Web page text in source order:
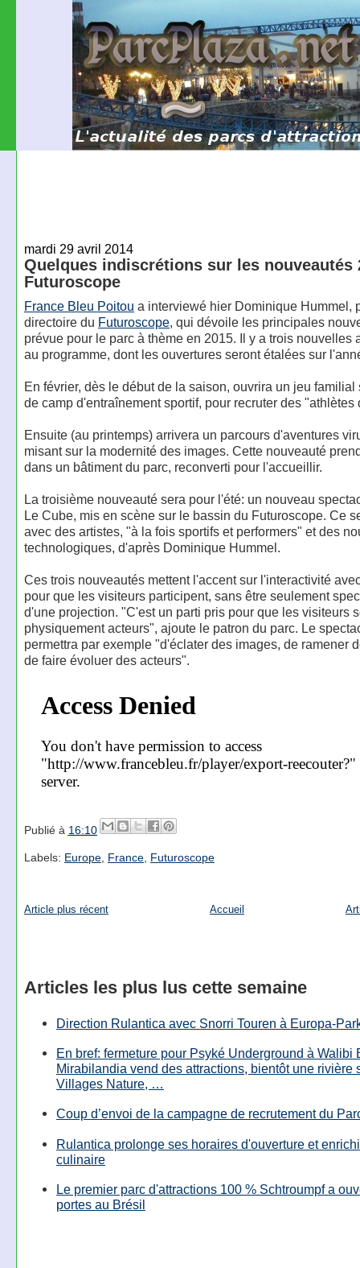
mardi 29 avril 2014
Quelques indiscrétions sur les nouveautés
Futuroscope
France Bleu Poitou a interviewé hier Dominique Hummel,
directoire du Futuroscope, qui dévoile les principales
prévue pour le parc à thème en 2015. Il y a trois nouvelles
au programme, dont les ouvertures seront étalées sur
En février, dès le début de la saison, ouvrira un jeu familial
de camp d'entraînement sportif, pour recruter des "athlètes
Ensuite (au printemps) arrivera un parcours d'aventures
misant sur la modernité des images. Cette nouveauté
dans un bâtiment du parc, reconverti pour l'accueillir.
La troisième nouveauté sera pour l'été: un nouveau
Le Cube, mis en scène sur le bassin du Futuroscope. Ce
avec des artistes, "à la fois sportifs et performers" et des
technologiques, d'après Dominique Hummel.
Ces trois nouveautés mettent l'accent sur l'interactivité
pour que les visiteurs participent, sans être seulement
d'une projection. "C'est un parti pris pour que les visiteurs
physiquement acteurs", ajoute le patron du parc. Le
permettra par exemple "d'éclater des images, de ramener
de faire évoluer des acteurs".
Publié à 16:10
Labels: Europe, France, Futuroscope
Article plus récent Accueil
Articles les plus lus cette semaine
Direction Rulantica avec Snorri Touren à Europa-
En bref: fermeture pour Psyké Underground à Walibi
Mirabilandia vend des attractions, bientôt une rivière
Villages Nature, …
Coup d’envoi de la campagne de recrutement du
Rulantica prolonge ses horaires d'ouverture et
culinaire
Le premier parc d'attractions 100 % Schtroumpf a
portes au Brésil